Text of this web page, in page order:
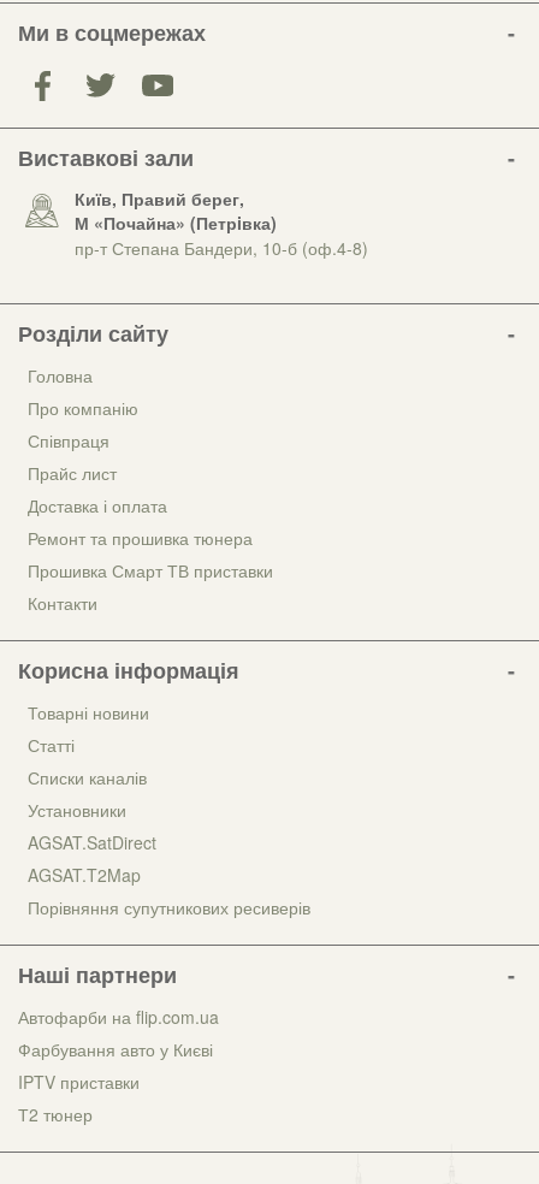
Ми в соцмережах
Виставкові зали
Київ, Правий берег,
М «Почайна» (Петрiвка)
пр-т Степана Бандери, 10-б (оф.4-8)
Розділи сайту
Головна
Про компанію
Співпраця
Прайс лист
Доставка і оплата
Ремонт та прошивка тюнера
Прошивка Смарт ТВ приставки
Контакти
Корисна інформація
Товарні новини
Статті
Списки каналів
Установники
AGSAT.SatDirect
AGSAT.T2Map
Порівняння супутникових ресиверів
Наші партнери
Автофарби на flip.com.ua
Фарбування авто у Києві
IPTV приставки
Т2 тюнер